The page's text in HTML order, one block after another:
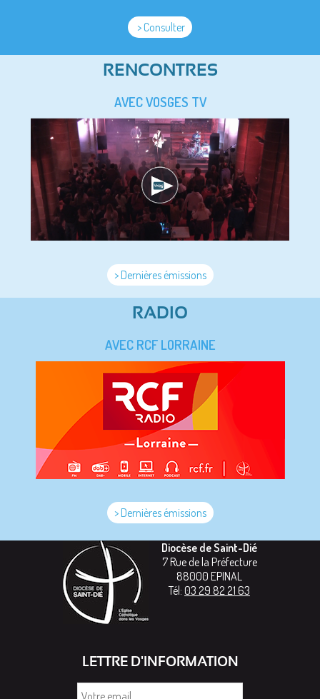
> Consulter
RENCONTRES
AVEC VOSGES TV
> Dernières émissions
RADIO
AVEC RCF LORRAINE
> Dernières émissions
Diocèse de Saint-Dié
7 Rue de la Préfecture
88000 EPINAL
Tél: 03 29 82 21 63
LETTRE D'INFORMATION